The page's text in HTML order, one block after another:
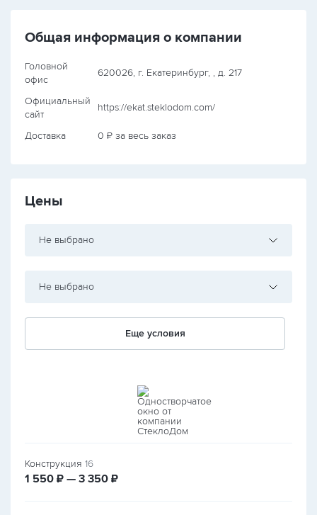
Общая информация о компании
Головной
офис
620026, г. Екатеринбург, , д. 217
Официальный
сайт
https://ekat.steklodom.com/
Доставка 0 ₽ за весь заказ
Цены
Не выбрано
Не выбрано
Еще условия
Конструкция 16
1 550 руб.
₽ — 3 350 руб.
₽